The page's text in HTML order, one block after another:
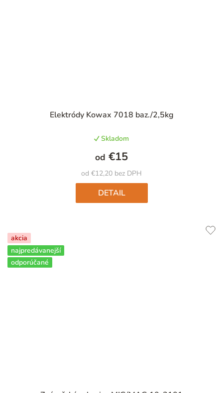
Elektródy Kowax 7018 baz./2,5kg
hodnotenie
je
4,8
z
5
hviezdičiek.
Skladom
od €12,20 bez DPH
od €15
DETAIL
akcia
najpredávanejší
odporúčané